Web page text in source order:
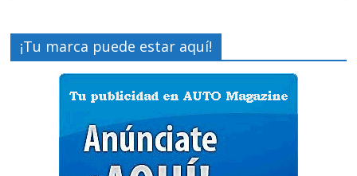
¡Tu marca puede estar aquí!